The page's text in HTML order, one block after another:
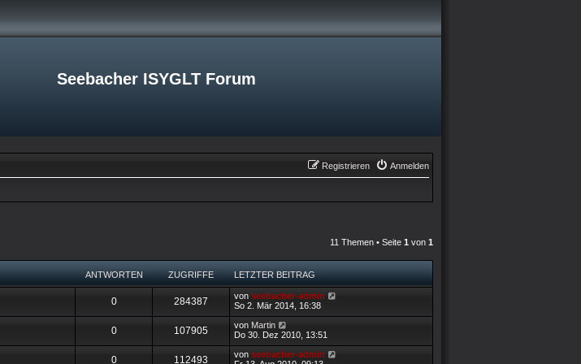
Seebacher ISYGLT Forum
Anmelden
Registrieren
11 Themen • Seite 1 von 1
ANTWORTEN ZUGRIFFE LETZTER BEITRAG
0A
t
284387
g
L
e
t
z
t
e
r
von seebacher-admin
So 2. Mär 2014, 16:38
0A
107905Z
L
e
t
z
von Martin
Do 30. Dez 2010, 13:51
0A
112493
L
von seebacher-admin